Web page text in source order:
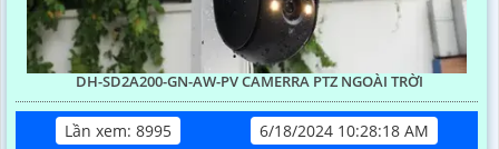
DH-SD2A200-GN-AW-PV CAMERRA PTZ NGOÀI TRỜI
Lần xem: 8995
6/18/2024 10:28:18 AM